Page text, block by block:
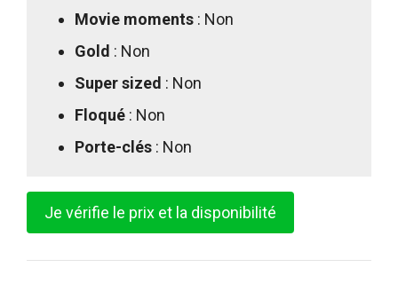
Movie moments : Non
Gold : Non
Super sized : Non
Floqué : Non
Porte-clés : Non
Je vérifie le prix et la disponibilité